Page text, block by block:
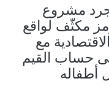
مشروع
مكثّف لواقع
مع
حساب القيم
أطفاله